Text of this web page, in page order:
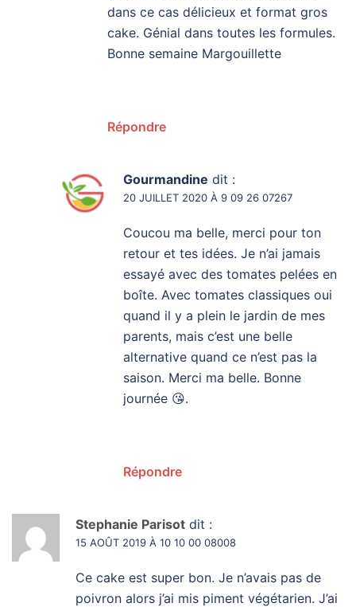
dans ce cas délicieux et format gros
cake. Génial dans toutes les formules.
Bonne semaine Margouillette
Répondre
Gourmandine dit :
20 JUILLET 2020 À 9 09 26 07267
Coucou ma belle, merci pour ton
retour et tes idées. Je n’ai jamais
essayé avec des tomates pelées en
boîte. Avec tomates classiques oui
quand il y a plein le jardin de mes
parents, mais c’est une belle
alternative quand ce n’est pas la
saison. Merci ma belle. Bonne
journée 😘.
Répondre
Stephanie Parisot dit :
15 AOÛT 2019 À 10 10 00 08008
Ce cake est super bon. Je n’avais pas de
poivron alors j’ai mis piment végétarien. J’ai